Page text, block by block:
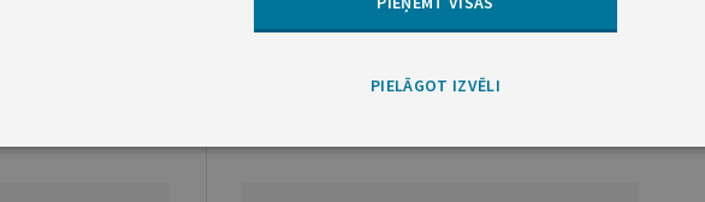
PIELĀGOT IZVĒLI